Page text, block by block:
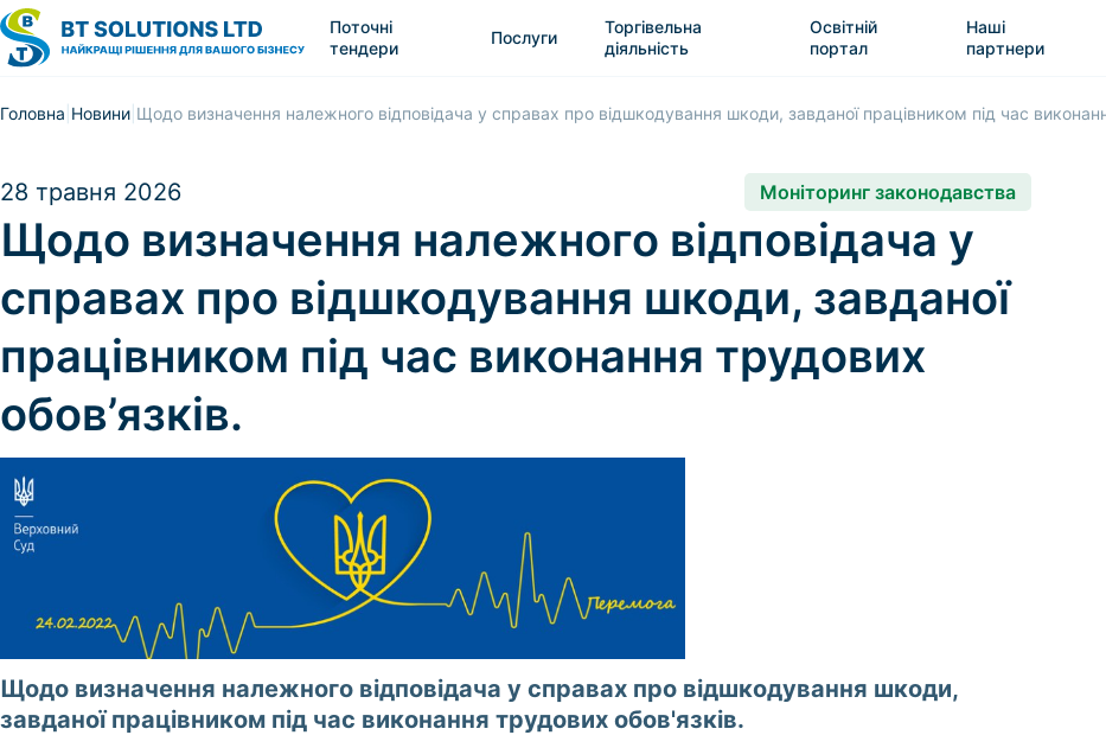
Поточні
тендери
Послуги
Торгівельна
діяльність
Освітній
портал
Наші
партнери
Головна Новини Щодо визначення належного відповідача у справах про відшкодування шкоди, завданої працівником під час
28 травня 2026 Моніторинг законодавства
Щодо визначення належного відповідача у
справах про відшкодування шкоди, завданої
працівником під час виконання трудових
обов’язків.
Щодо визначення належного відповідача у справах про відшкодування шкоди,
завданої працівником під час виконання трудових обов'язків.